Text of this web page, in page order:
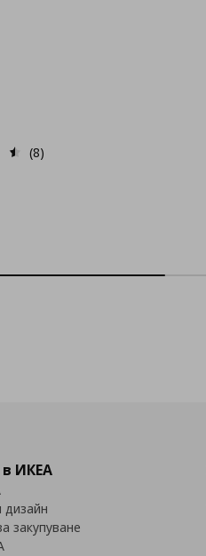
(8)
към списъка с любими
ИКЕА
дизайн
закупуване